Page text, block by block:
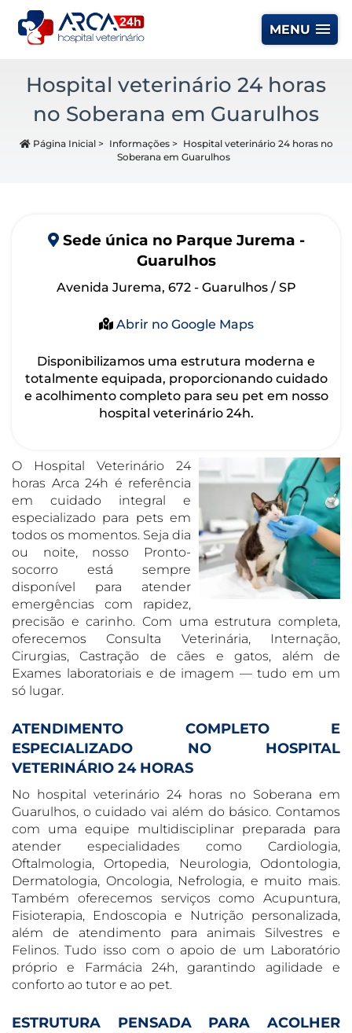
MENU
Hospital veterinário 24 horas
no Soberana em Guarulhos
Página Inicial> Informações> Hospital veterinário 24 horas no
Soberana em Guarulhos
Sede única no Parque Jurema -
Guarulhos
Avenida Jurema, 672 - Guarulhos / SP
Abrir no Google Maps
Disponibilizamos uma estrutura moderna e
totalmente equipada, proporcionando cuidado
e acolhimento completo para seu pet em nosso
hospital veterinário 24h.
O Hospital Veterinário 24
horas Arca 24h é referência
em cuidado integral e
especializado para pets em
todos os momentos. Seja dia
ou noite, nosso Pronto-
socorro está sempre
disponível para atender
emergências com rapidez,
precisão e carinho. Com uma estrutura completa,
oferecemos Consulta Veterinária, Internação,
Cirurgias, Castração de cães e gatos, além de
Exames laboratoriais e de imagem — tudo em um
só lugar.
ATENDIMENTO COMPLETO E
ESPECIALIZADO NO HOSPITAL
VETERINÁRIO 24 HORAS
No hospital veterinário 24 horas no Soberana em
Guarulhos, o cuidado vai além do básico. Contamos
com uma equipe multidisciplinar preparada para
atender especialidades como Cardiologia,
Oftalmologia, Ortopedia, Neurologia, Odontologia,
Dermatologia, Oncologia, Nefrologia, e muito mais.
Também oferecemos serviços como Acupuntura,
Fisioterapia, Endoscopia e Nutrição personalizada,
além de atendimento para animais Silvestres e
Felinos. Tudo isso com o apoio de um Laboratório
próprio e Farmácia 24h, garantindo agilidade e
conforto ao tutor e ao pet.
ESTRUTURA PENSADA PARA ACOLHER